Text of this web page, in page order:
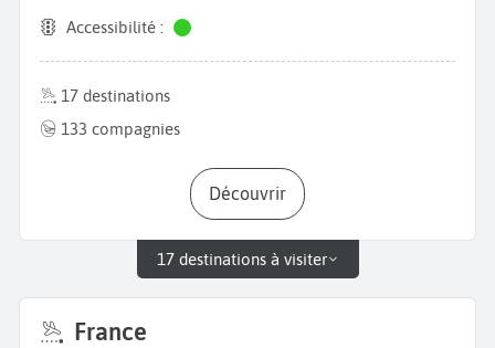
Accessibilité :
17 destinations
133 compagnies
Découvrir
17 destinations à visiter
France